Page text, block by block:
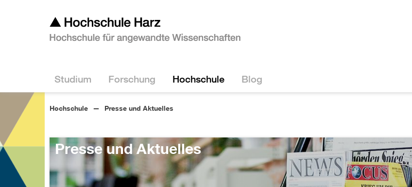
Studium Forschung Hochschule Blog
Hochschule Presse und Aktuelles
Presse und Aktuelles